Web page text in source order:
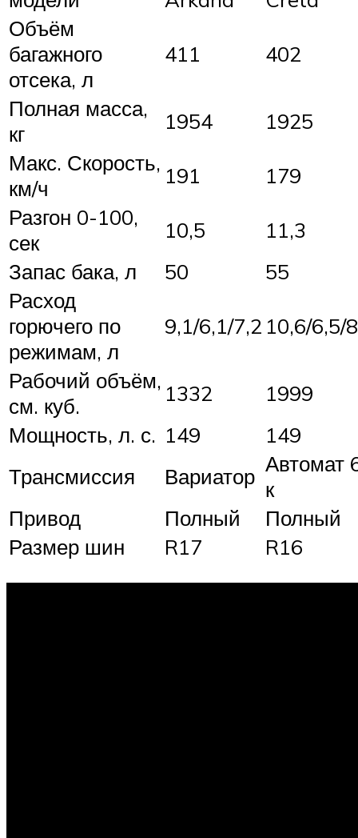
Объём
багажного
отсека, л
411 402
Полная масса,
кг
1954
1925
Макс. Скорость,
км/ч
191
179
Разгон 0-100,
сек
10,5
11,3
Запас бака, л
50
55
Расход
горючего по
режимам, л
9,1/6,1/7,2 10,6/6,5/
Рабочий объём,
см. куб.
1332
1999
Мощность, л. с. 149
149
Трансмиссия
Вариатор Автомат
к
Привод
Полный
Полный
Размер шин
R17 R16